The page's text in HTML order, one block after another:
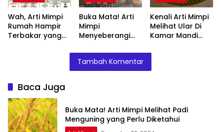
Wah, Arti Mimpi
Rumah Hampir
Terbakar yang
Buka Mata! Arti
Mimpi
Menyeberangi
Teman Ternyata
Ini Artinya
Menurut Pakar
Kenali Arti Mimpi
Melihat Ular Di
Kamar Mandi
Ini Penjelasannya
Tambah Komentar
Baca Juga
Buka Mata! Arti Mimpi Melihat Padi
Menguning yang Perlu Diketahui